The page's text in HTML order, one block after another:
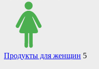
Продукты для женщин 5